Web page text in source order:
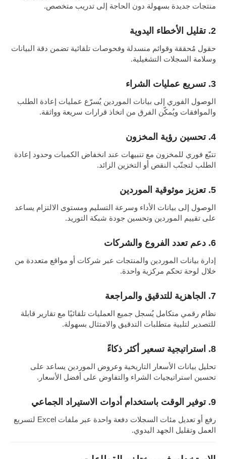
منتجات جديدة بسهولة دون الحاجة إلى تدريب متخصص.
2. تقليل الأخطاء اليدوية
حقول مُحققة وقوائم منسدلة وفحوصات تلقائية تضمن دقة البيانات
وسلامة السجلات التشغيلية.
3. تسريع عمليات الشراء
الوصول الفوري إلى بيانات الموردين يُسرّع عمليات إعادة الطلب
والموافقات ويُمكّن الفرق من اتخاذ قرارات سريعة وواثقة.
4. تحسين رؤية المخزون
تتبّع فوري للمخزون مع تنبيهات عند انخفاض الكميات وحدود إعادة
الطلب لتجنّب النقص أو التخزين الزائد.
5. تعزيز موثوقية الموردين
الوصول إلى بيانات الأداء وسرعة التسليم ومستوى الالتزام يساعد
على تقييم الموردين وتحسين جودة شبكة التوريد.
6. دعم تعدد الفروع والشركات
إدارة بيانات الموردين والمنتجات عبر شركات أو مواقع متعددة من
خلال لوحة تحكم مركزية واحدة.
7. الجاهزية للتدقيق والمراجعة
نظام رقمي متكامل يُسجل جميع العمليات تلقائيًا مع تقارير قابلة
للتصدير لتلبية متطلبات التدقيق والامتثال بسهولة.
8. استراتيجية تسعير أكثر ذكاءً
تحليل بيانات الأسعار التاريخية وعروض الموردين يساعد على
تحسين استراتيجيات الشراء والتفاوض على أفضل الأسعار.
9. توفير الوقت باستخدام أدوات الاستيراد الجماعي
رفع أو تعديل مئات السجلات دفعة واحدة عبر ملفات Excel لتسريع
العمل وتقليل الجهد اليدوي.